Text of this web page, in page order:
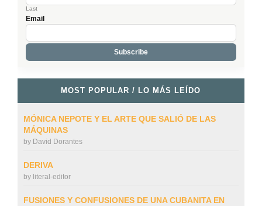
Last
Email
MOST POPULAR / LO MÁS LEÍDO
MÓNICA NEPOTE Y EL ARTE QUE SALIÓ DE LAS
MÁQUINAS
by David Dorantes
DERIVA
by literal-editor
FUSIONES Y CONFUSIONES DE UNA CUBANITA EN